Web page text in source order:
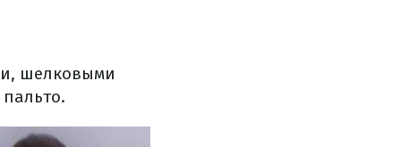
, шелковыми
пальто.